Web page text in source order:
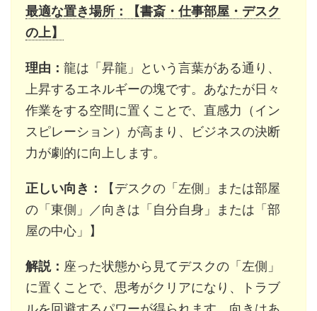
最適な置き場所：【書斎・仕事部屋・デスク
の上】
理由： 龍は「昇龍」という言葉がある通り、
上昇するエネルギーの塊です。あなたが日々
作業をする空間に置くことで、直感力（イン
スピレーション）が高まり、ビジネスの決断
力が劇的に向上します。
正しい向き：
【デスクの「左側」または部屋
の「東側」／向きは「自分自身」または「部
屋の中心」】
解説： 座った状態から見てデスクの「左側」
に置くことで、思考がクリアになり、トラブ